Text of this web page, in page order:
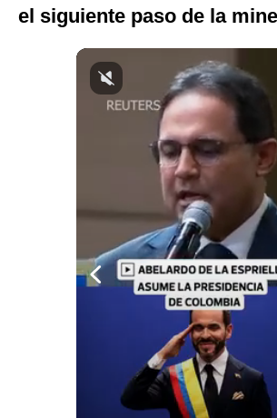
Preguntas
el siguiente paso de la